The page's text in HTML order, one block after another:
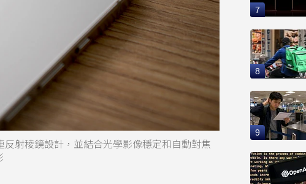
射稜鏡設計，並結合光學影像穩定和自動對焦